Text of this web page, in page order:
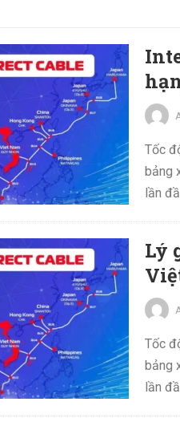
Tốc
bảng
lần
Lý
Tốc
bảng
lần